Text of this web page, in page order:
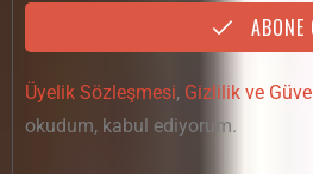
ABONE
Üyelik Sözleşmesi, Gizlilik ve
okudum, kabul ediyorum.